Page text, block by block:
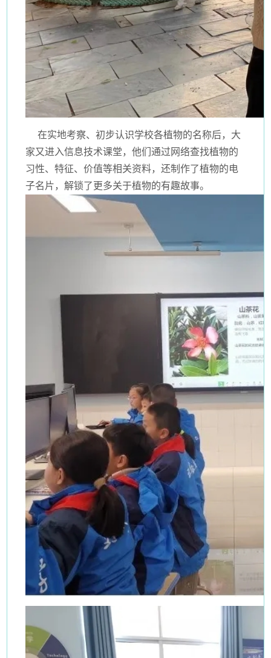
在实地考察、初步认识学校各植物的名称后，大
家又进入信息技术课堂，他们通过网络查找植物的
习性、特征、价值等相关资料，还制作了植物的电
子名片，解锁了更多关于植物的有趣故事。